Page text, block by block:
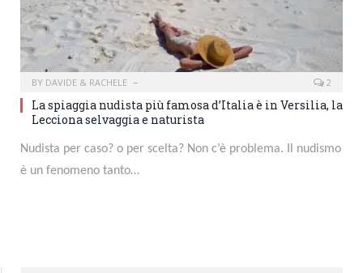
BY DAVIDE & RACHELE 2
La spiaggia nudista più famosa d’Italia è in Versilia, la
Lecciona selvaggia e naturista
Nudista per caso? o per scelta? Non c’è problema. Il nudismo
è un fenomeno tanto…